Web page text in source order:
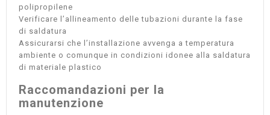
polipropilene
Verificare l’allineamento delle tubazioni durante la fase
di saldatura
Assicurarsi che l’installazione avvenga a temperatura
ambiente o comunque in condizioni idonee alla saldatura
di materiale plastico
Raccomandazioni per la
manutenzione